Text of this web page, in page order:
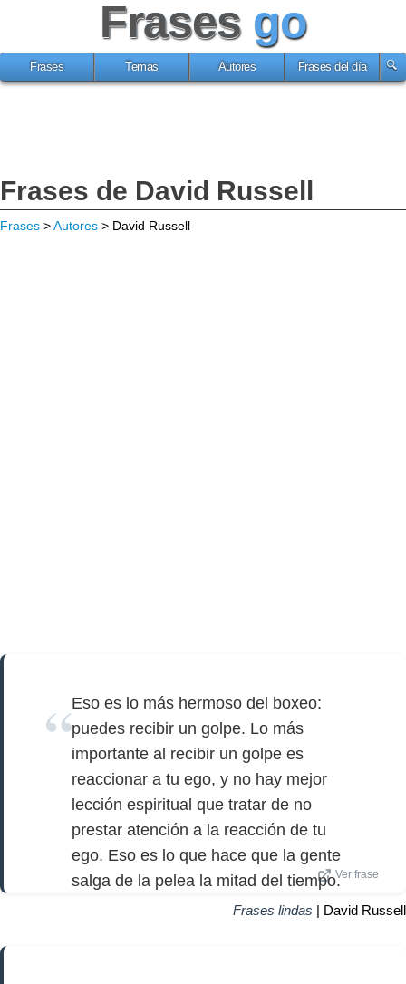
Frases go
Frases Temas Autores Frases del día
Frases de David Russell
Frases >Autores > David Russell
Eso es lo más hermoso del boxeo:
puedes recibir un golpe. Lo más
importante al recibir un golpe es
reaccionar a tu ego, y no hay mejor
lección espiritual que tratar de no
prestar atención a la reacción de tu
ego. Eso es lo que hace que la gente
salga de la pelea la mitad del tiempo.Ver frase
Frases lindas | David Russell